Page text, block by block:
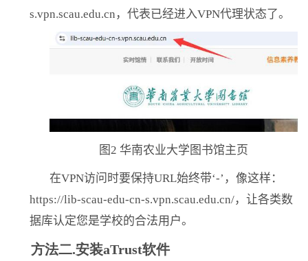
s.vpn.scau.edu.cn ，代表已经进入VPN代理状态了。
图2 华南农业大学图书馆主页
在VPN访问时要保持URL始终带‘-’ ，像这样：
https://lib-scau-edu-cn-s.vpn.scau.edu.cn/，让各类数
据库认定您是学校的合法用户。
方法二.安装aTrust软件